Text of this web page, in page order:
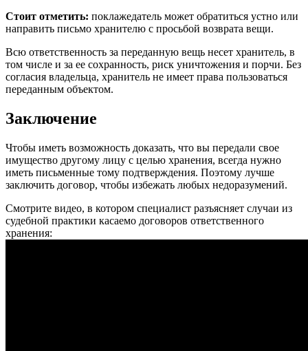
Стоит отметить: поклажедатель может обратиться устно или
направить письмо хранителю с просьбой возврата вещи.
Всю ответственность за переданную вещь несет хранитель, в
том числе и за ее сохранность, риск уничтожения и порчи. Без
согласия владельца, хранитель не имеет права пользоваться
переданным объектом.
Заключение
Чтобы иметь возможность доказать, что вы передали свое
имущество другому лицу с целью хранения, всегда нужно
иметь письменные тому подтверждения. Поэтому лучше
заключить договор, чтобы избежать любых недоразумений.
Смотрите видео, в котором специалист разъясняет случаи из
судебной практики касаемо договоров ответственного
хранения: